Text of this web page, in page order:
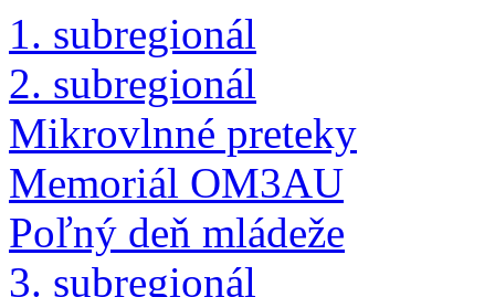
1. subregionál
2. subregionál
Mikrovlnné preteky
Memoriál OM3AU
Poľný deň mládeže
3. subregionál